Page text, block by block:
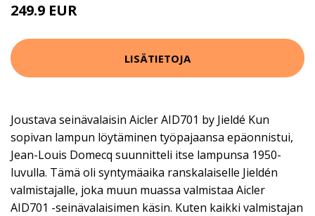
249.9 EUR
LISÄTIETOJA
Joustava seinävalaisin Aicler AID701 by Jieldé Kun
sopivan lampun löytäminen työpajaansa epäonnistui,
Jean-Louis Domecq suunnitteli itse lampunsa 1950-
luvulla. Tämä oli syntymäaika ranskalaiselle Jieldén
valmistajalle, joka muun muassa valmistaa Aicler
AID701 -seinävalaisimen käsin. Kuten kaikki valmistajan